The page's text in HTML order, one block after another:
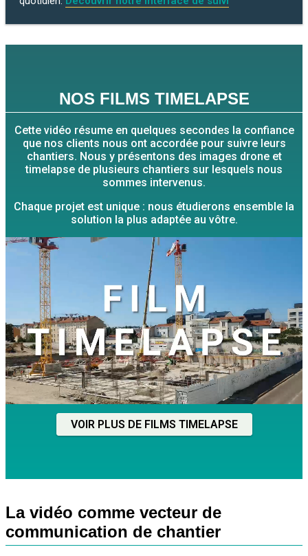
NOS FILMS TIMELAPSE
Cette vidéo résume en quelques secondes la confiance
que nos clients nous ont accordée pour suivre leurs
chantiers. Nous y présentons des images drone et
timelapse de plusieurs chantiers sur lesquels nous
sommes intervenus.
Chaque projet est unique : nous étudierons ensemble la
solution la plus adaptée au vôtre.
VOIR PLUS DE FILMS TIMELAPSE
La vidéo comme vecteur de
communication de chantier